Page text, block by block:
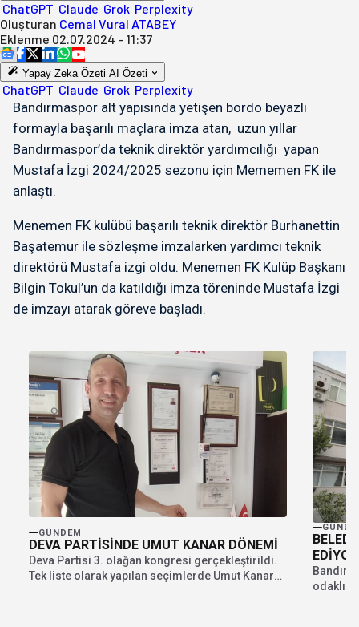
ChatGPT Claude Grok Perplexity
Oluşturan Cemal Vural ATABEY
Eklenme 02.07.2024 - 11:37
Yapay Zeka Özeti AI Özeti
ChatGPT Claude Grok Perplexity
Bandırmaspor alt yapısında yetişen bordo beyazlı
formayla başarılı maçlara imza atan, uzun yıllar
Bandırmaspor’da teknik direktör yardımcılığı yapan
Mustafa İzgi 2024/2025 sezonu için Mememen FK ile
anlaştı.
Menemen FK kulübü başarılı teknik direktör Burhanettin
Başatemur ile sözleşme imzalarken yardımcı teknik
direktörü Mustafa izgi oldu. Menemen FK Kulüp Başkanı
Bilgin Tokul’un da katıldığı imza töreninde Mustafa İzgi
de imzayı atarak göreve başladı.
GÜNDEM
DEVA PARTİSİNDE UMUT KANAR DÖNEMİ
Deva Partisi 3. olağan kongresi gerçekleştirildi.
Tek liste olarak yapılan seçimlerde Umut Kanar
EDİYOR
odaklı